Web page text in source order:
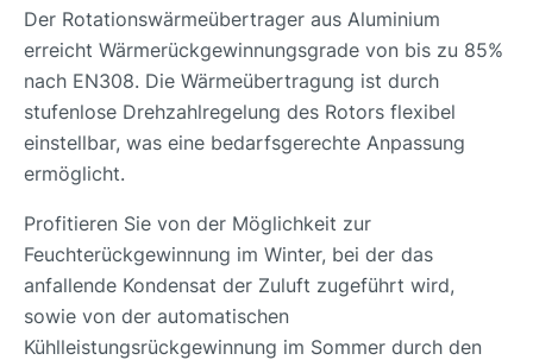
Der Rotationswärmeübertrager aus Aluminium
erreicht Wärmerückgewinnungsgrade von bis zu 85%
nach EN308. Die Wärmeübertragung ist durch
stufenlose Drehzahlregelung des Rotors flexibel
einstellbar, was eine bedarfsgerechte Anpassung
ermöglicht.
Profitieren Sie von der Möglichkeit zur
Feuchterückgewinnung im Winter, bei der das
anfallende Kondensat der Zuluft zugeführt wird,
sowie von der automatischen
Kühlleistungsrückgewinnung im Sommer durch den